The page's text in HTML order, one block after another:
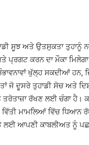
ਸੂਝ ਅਤੇ ਉਤਸੁਕਤਾ ਤੁਹਾਨੂੰ
ਕਰਨ ਦਾ ਮੌਕਾ
ਖੁੱਲ੍ਹ ਸਕਦੀਆਂ ਹਨ,
ਜੋ ਦੂਸਰੇ ਤੁਹਾਡੀ ਸੋਚ ਅਤੇ
ਰੱਖਣ ਲਈ ਚੰਗਾ ਹੈ।
ਮਾਮਲਿਆਂ ਵਿੱਚ ਧਿਆਨ
ਆਪਣੀ ਕਾਬਲੀਅਤ ਨੂੰ